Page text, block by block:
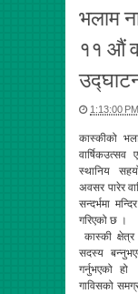
भलाम
११ औं
1:13:00 PM
कास्कीको
स्थानिय
अवसर पारेर
सन्दर्भमा
गरिएको छ ।
कास्की
सदस्य
गर्नुभएको
गाविसको